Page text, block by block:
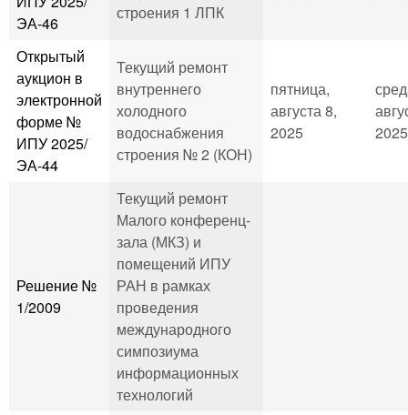
ЭА-46
строения 1 ЛПК
Открытый
аукцион в
электронной
форме №
ИПУ 2025/
ЭА-44
Текущий ремонт
внутреннего
холодного
водоснабжения
строения № 2 (КОН)
пятница,
августа 8,
2025
Решение №
1/2009
Текущий ремонт
Малого конференц-
зала (МКЗ) и
помещений ИПУ
РАН в рамках
проведения
международного
симпозиума
информационных
технологий